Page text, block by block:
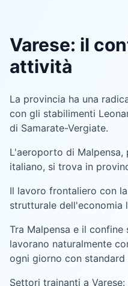
Varese: il
attività
La provincia ha una
con gli stabilimenti
di Samarate-Vergiate.
L'aeroporto di
italiano, si trova in
Il lavoro frontaliero con
strutturale dell'economia
Tra Malpensa e il
lavorano naturalmente
ogni giorno con
Settori trainanti a Varese: